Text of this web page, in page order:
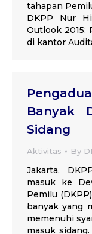
tahapan
DKPP Nur
Outlook 2015:
di kantor
Banyak
Sidang
Aktivitas By
Jakarta,
masuk ke
Pemilu
banyak yang
memenuhi
masuk